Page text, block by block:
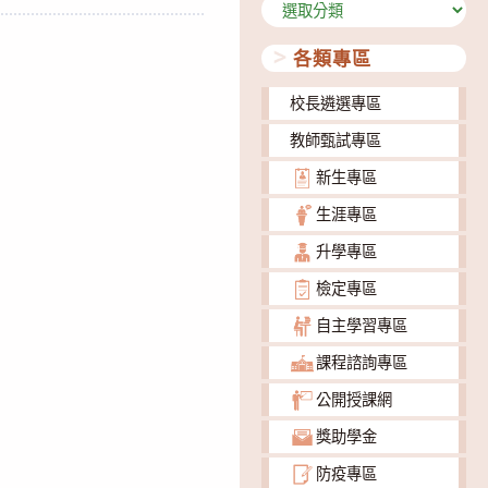
類
各類專區
校長遴選專區
教師甄試專區
新生專區
生涯專區
升學專區
檢定專區
自主學習專區
課程諮詢專區
公開授課網
獎助學金
防疫專區